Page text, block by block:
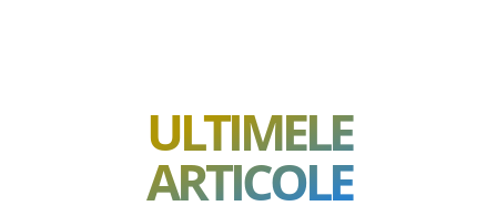
ULTIMELE
ARTICOLE